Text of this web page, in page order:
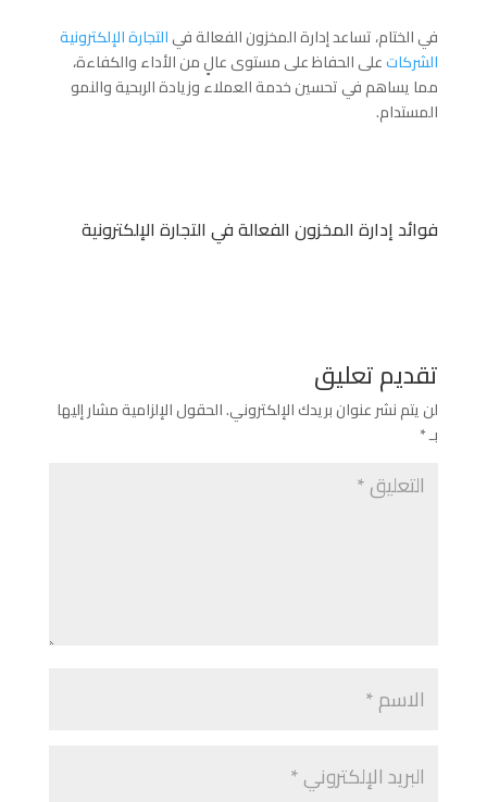
في الختام، تساعد إدارة المخزون الفعالة فيالتجارة الإلكترونية
الشركاتعلى الحفاظ على مستوى عالٍ من الأداء والكفاءة،
مما يساهم في تحسين خدمة العملاء وزيادة الربحية والنمو
المستدام.
فوائد إدارة المخزون الفعالة في التجارة الإلكترونية
تقديم تعليق
لن يتم نشر عنوان بريدك الإلكتروني.الحقول الإلزامية مشار إليها
بـ*